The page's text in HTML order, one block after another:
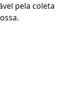
pela coleta